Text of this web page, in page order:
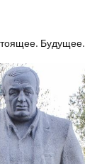
Будущее.